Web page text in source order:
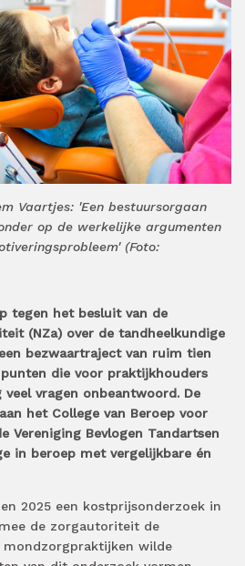
Vaartjes: 'Een bestuursorgaan
op de werkelijke argumenten
(Foto:
tegen het besluit van de
(NZa) over de tandheelkundige
bezwaartraject van ruim tien
die voor praktijkhouders
vragen onbeantwoord. De
het College van Beroep voor
Vereniging Bevlogen Tandartsen
in beroep met vergelijkbare én
2025 een kostprijsonderzoek in
de zorgautoriteit de
mondzorgpraktijken wilde